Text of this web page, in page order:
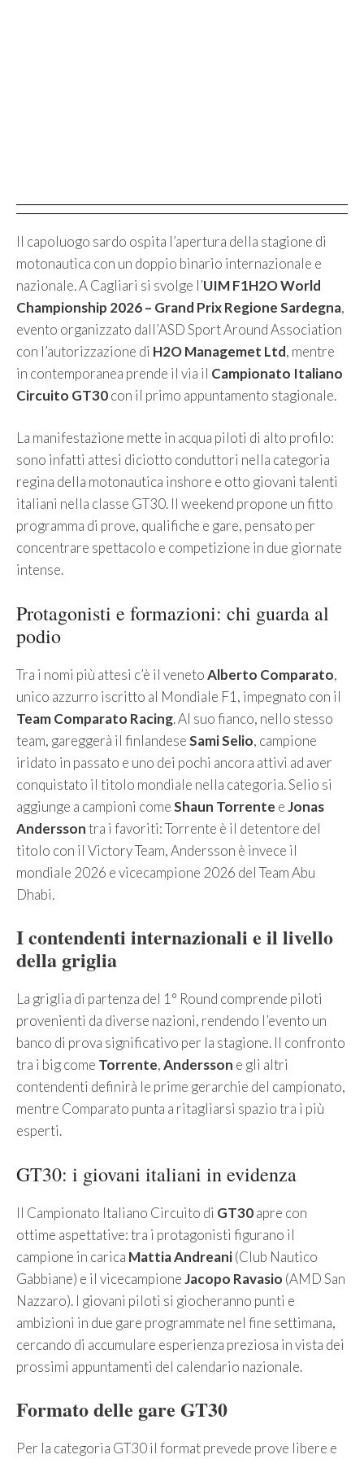
Il capoluogo sardo ospita l’apertura della stagione di
motonautica con un doppio binario internazionale e
nazionale. A Cagliari si svolge l’UIM F1H2O World
Championship 2026 – Grand Prix Regione Sardegna,
evento organizzato dall’ASD Sport Around Association
con l’autorizzazione di H2O Managemet Ltd, mentre
in contemporanea prende il via il Campionato Italiano
Circuito GT30con il primo appuntamento stagionale.
La manifestazione mette in acqua piloti di alto profilo:
sono infatti attesi diciotto conduttori nella categoria
regina della motonautica inshore e otto giovani talenti
italiani nella classe GT30. Il weekend propone un fitto
programma di prove, qualifiche e gare, pensato per
concentrare spettacolo e competizione in due giornate
intense.
Protagonisti e formazioni: chi guarda al
podio
Tra i nomi più attesi c’è il venetoAlberto Comparato,
unico azzurro iscritto al Mondiale F1, impegnato con il
Team Comparato Racing. Al suo fianco, nello stesso
team, gareggerà il finlandeseSami Selio, campione
iridato in passato e uno dei pochi ancora attivi ad aver
conquistato il titolo mondiale nella categoria. Selio si
aggiunge a campioni comeShaun Torrente eJonas
Anderssontra i favoriti: Torrente è il detentore del
titolo con il Victory Team, Andersson è invece il
mondiale 2026 e vicecampione 2026 del Team Abu
Dhabi.
I contendenti internazionali e il livello
della griglia
La griglia di partenza del 1° Round comprende piloti
provenienti da diverse nazioni, rendendo l’evento un
banco di prova significativo per la stagione. Il confronto
tra i big come Torrente,Andersson e gli altri
contendenti definirà le prime gerarchie del campionato,
mentre Comparato punta a ritagliarsi spazio tra i più
esperti.
GT30: i giovani italiani in evidenza
Il Campionato Italiano Circuito di GT30apre con
ottime aspettative: tra i protagonisti figurano il
campione in carica Mattia Andreani(Club Nautico
Gabbiane) e il vicecampioneJacopo Ravasio (AMD San
Nazzaro). I giovani piloti si giocheranno punti e
ambizioni in due gare programmate nel fine settimana,
cercando di accumulare esperienza preziosa in vista dei
prossimi appuntamenti del calendario nazionale.
Formato delle gare GT30
Per la categoria GT30 il format prevede prove libere e